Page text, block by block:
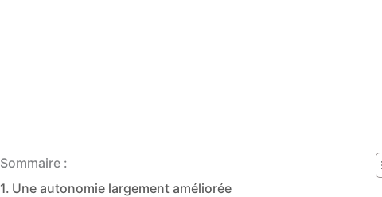
Sommaire :
Une autonomie largement améliorée